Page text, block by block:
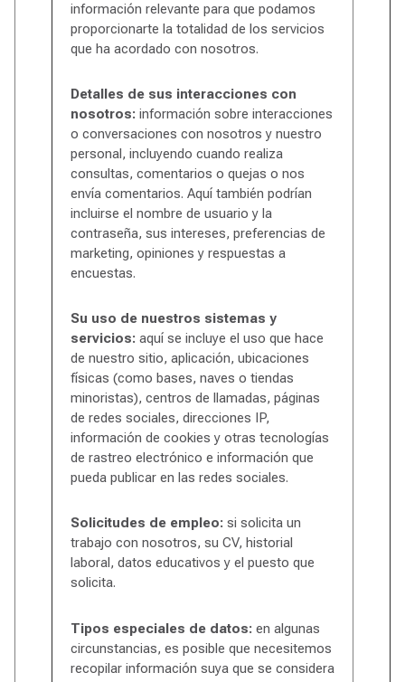
información relevante para que podamos
proporcionarte la totalidad de los servicios
que ha acordado con nosotros.
Detalles de sus interacciones con
nosotros: información sobre interacciones
o conversaciones con nosotros y nuestro
personal, incluyendo cuando realiza
consultas, comentarios o quejas o nos
envía comentarios. Aquí también podrían
incluirse el nombre de usuario y la
contraseña, sus intereses, preferencias de
marketing, opiniones y respuestas a
encuestas.
Su uso de nuestros sistemas y
servicios: aquí se incluye el uso que hace
de nuestro sitio, aplicación, ubicaciones
físicas (como bases, naves o tiendas
minoristas), centros de llamadas, páginas
de redes sociales, direcciones IP,
información de cookies y otras tecnologías
de rastreo electrónico e información que
pueda publicar en las redes sociales.
Solicitudes de empleo: si solicita un
trabajo con nosotros, su CV, historial
laboral, datos educativos y el puesto que
solicita.
Tipos especiales de datos: en algunas
circunstancias, es posible que necesitemos
recopilar información suya que se considera